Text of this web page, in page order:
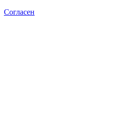
Согласен